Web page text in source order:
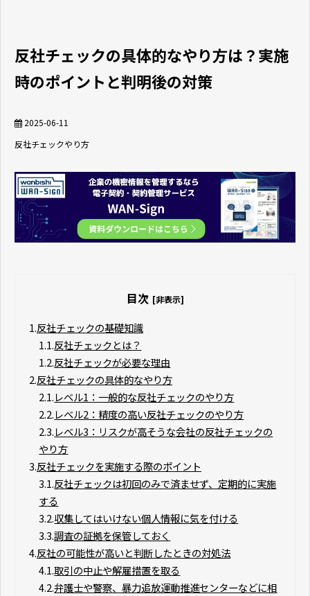
反社チェックの具体的なやり方は？実施
時のポイントと判明後の対策
2025-06-11
反社チェックやり方
目次 [非表示]
1.反社チェックの基礎知識
1.1.反社チェックとは？
1.2.反社チェックが必要な理由
2.反社チェックの具体的なやり方
2.1.レベル1：一般的な反社チェックのやり方
2.2.レベル2：精度の高い反社チェックのやり方
2.3.レベル3：リスクが高そうな会社の反社チェックの
やり方
3.反社チェックを実施する際のポイント
3.1.反社チェックは初回のみで済ませず、定期的に実施
する
3.2.収集してはいけない個人情報に気を付ける
3.3.調査の証拠を保管しておく
4.反社の可能性が高いと判断したときの対処法
4.1.取引の中止や解雇措置を取る
4.2.弁護士や警察、暴力追放運動推進センターなどに相